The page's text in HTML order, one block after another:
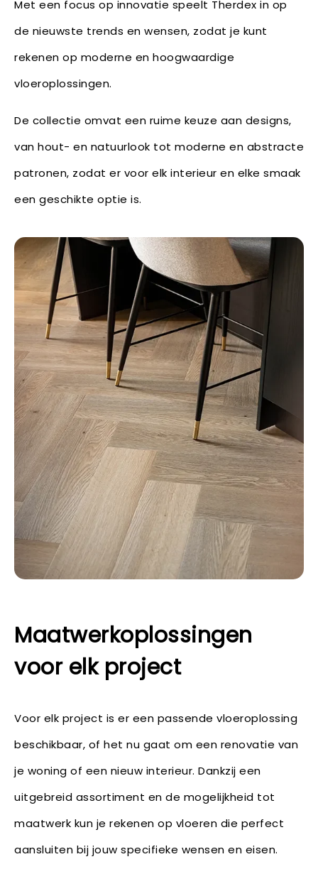
Met een focus op innovatie speelt Therdex in op
de nieuwste trends en wensen, zodat je kunt
rekenen op moderne en hoogwaardige
vloeroplossingen.
De collectie omvat een ruime keuze aan designs,
van hout- en natuurlook tot moderne en abstracte
patronen, zodat er voor elk interieur en elke smaak
een geschikte optie is.
Maatwerkoplossingen
voor elk project
Voor elk project is er een passende vloeroplossing
beschikbaar, of het nu gaat om een renovatie van
je woning of een nieuw interieur. Dankzij een
uitgebreid assortiment en de mogelijkheid tot
maatwerk kun je rekenen op vloeren die perfect
aansluiten bij jouw specifieke wensen en eisen.